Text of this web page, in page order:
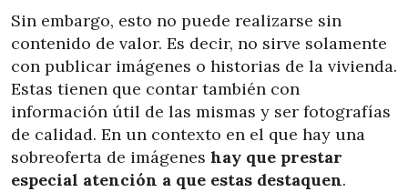
Sin embargo, esto no puede realizarse sin
contenido de valor. Es decir, no sirve solamente
con publicar imágenes o historias de la vivienda.
Estas tienen que contar también con
información útil de las mismas y ser fotografías
de calidad. En un contexto en el que hay una
sobreoferta de imágenes hay que prestar
especial atención a que estas destaquen.